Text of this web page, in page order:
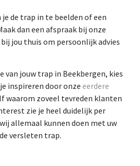
de trap in te beelden of een
dan een afspraak bij onze
jou thuis om persoonlijk advies
van jouw trap in Beekbergen, kies
inspireren door onzeeerdere
waarom zoveel tevreden klanten
zie je heel duidelijk per
allemaal kunnen doen met uw
versleten trap.
dan een afspraak bij onze
jou thuis om persoonlijk advies
van jouw trap in Beekbergen, kies
inspireren door onze